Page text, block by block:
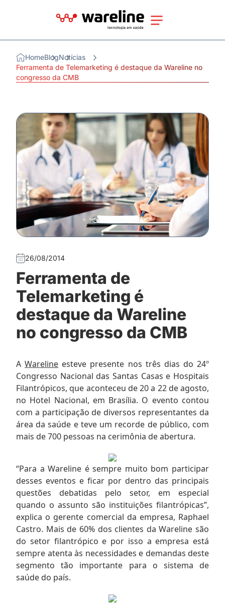
HomeBlogNotícias
Ferramenta de Telemarketing é destaque da Wareline no
congresso da CMB
26/08/2014
Ferramenta de
Telemarketing é
destaque da Wareline
no congresso da CMB
AWareline esteve presente nos três dias do 24º
Congresso Nacional das Santas Casas e Hospitais
Filantrópicos, que aconteceu de 20 a 22 de agosto,
no Hotel Nacional, em Brasília. O evento contou
com a participação de diversos representantes da
área da saúde e teve um recorde de público, com
mais de 700 pessoas na cerimônia de abertura.
“Para a Wareline é sempre muito bom participar
desses eventos e ficar por dentro das principais
questões debatidas pelo setor, em especial
quando o assunto são instituições filantrópicas”,
explica o gerente comercial da empresa, Raphael
Castro. Mais de 60% dos clientes da Wareline são
do setor filantrópico e por isso a empresa está
sempre atenta às necessidades e demandas deste
segmento tão importante para o sistema de
saúde do país.